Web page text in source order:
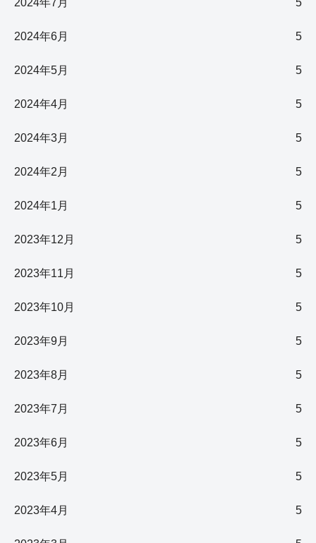
2024年7月 5
2024年6月 5
2024年5月 5
2024年4月 5
2024年3月 5
2024年2月 5
2024年1月 5
2023年12月 5
2023年11月 5
2023年10月 5
2023年9月 5
2023年8月 5
2023年7月 5
2023年6月 5
2023年5月 5
2023年4月 5